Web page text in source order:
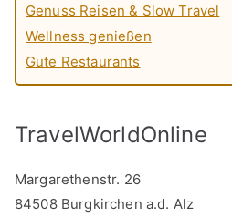
Genuss Reisen & Slow Travel
Wellness genießen
Gute Restaurants
TravelWorldOnline
Margarethenstr. 26
84508 Burgkirchen a.d. Alz